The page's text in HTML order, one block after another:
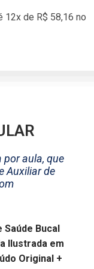
12x de R$ 58,16 no
por aula, que
Auxiliar de
Bucal
Ilustrada em
Original +